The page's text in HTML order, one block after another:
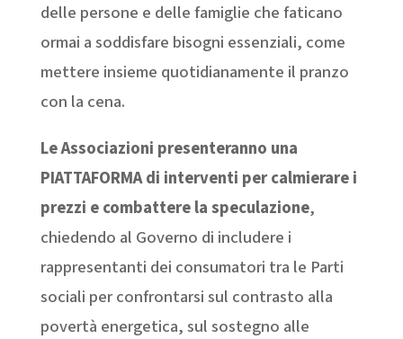
delle persone e delle famiglie che faticano
ormai a soddisfare bisogni essenziali, come
mettere insieme quotidianamente il pranzo
con la cena.
Le Associazioni presenteranno una
PIATTAFORMA di interventi per calmierare i
prezzi e combattere la speculazione,
chiedendo al Governo di includere i
rappresentanti dei consumatori tra le Parti
sociali per confrontarsi sul contrasto alla
povertà energetica, sul sostegno alle